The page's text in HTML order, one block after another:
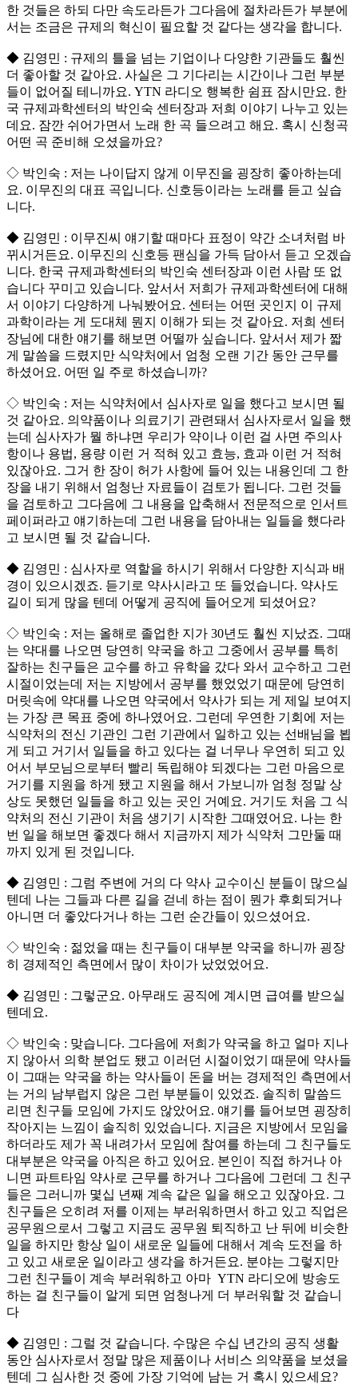
한 것들은 하되 다만 속도라든가 그다음에 절차라든가 부분에
서는 조금은 규제의 혁신이 필요할 것 같다는 생각을 합니다.
◆ 김영민 : 규제의 틀을 넘는 기업이나 다양한 기관들도 훨씬
더 좋아할 것 같아요. 사실은 그 기다리는 시간이나 그런 부분
들이 없어질 테니까요. YTN 라디오 행복한 쉼표 잠시만요. 한
국 규제과학센터의 박인숙 센터장과 저희 이야기 나누고 있는
데요. 잠깐 쉬어가면서 노래 한 곡 들으려고 해요. 혹시 신청곡
어떤 곡 준비해 오셨을까요?
◇ 박인숙 : 저는 나이답지 않게 이무진을 굉장히 좋아하는데
요. 이무진의 대표 곡입니다. 신호등이라는 노래를 듣고 싶습
니다.
◆ 김영민 : 이무진씨 얘기할 때마다 표정이 약간 소녀처럼 바
뀌시거든요. 이무진의 신호등 팬심을 가득 담아서 듣고 오겠습
니다. 한국 규제과학센터의 박인숙 센터장과 이런 사람 또 없
습니다 꾸미고 있습니다. 앞서서 저희가 규제과학센터에 대해
서 이야기 다양하게 나눠봤어요. 센터는 어떤 곳인지 이 규제
과학이라는 게 도대체 뭔지 이해가 되는 것 같아요. 저희 센터
장님에 대한 얘기를 해보면 어떨까 싶습니다. 앞서서 제가 짧
게 말씀을 드렸지만 식약처에서 엄청 오랜 기간 동안 근무를
하셨어요. 어떤 일 주로 하셨습니까?
◇ 박인숙 : 저는 식약처에서 심사자로 일을 했다고 보시면 될
것 같아요. 의약품이나 의료기기 관련돼서 심사자로서 일을 했
는데 심사자가 뭘 하냐면 우리가 약이나 이런 걸 사면 주의사
항이나 용법, 용량 이런 거 적혀 있고 효능, 효과 이런 거 적혀
있잖아요. 그거 한 장이 허가 사항에 들어 있는 내용인데 그 한
장을 내기 위해서 엄청난 자료들이 검토가 됩니다. 그런 것들
을 검토하고 그다음에 그 내용을 압축해서 전문적으로 인서트
페이퍼라고 얘기하는데 그런 내용을 담아내는 일들을 했다라
고 보시면 될 것 같습니다.
◆ 김영민 : 심사자로 역할을 하시기 위해서 다양한 지식과 배
경이 있으시겠죠. 듣기로 약사시라고 또 들었습니다. 약사도
길이 되게 많을 텐데 어떻게 공직에 들어오게 되셨어요?
◇ 박인숙 : 저는 올해로 졸업한 지가 30년도 훨씬 지났죠. 그때
는 약대를 나오면 당연히 약국을 하고 그중에서 공부를 특히
잘하는 친구들은 교수를 하고 유학을 갔다 와서 교수하고 그런
시절이었는데 저는 지방에서 공부를 했었었기 때문에 당연히
머릿속에 약대를 나오면 약국에서 약사가 되는 게 제일 보여지
는 가장 큰 목표 중에 하나였어요. 그런데 우연한 기회에 저는
식약처의 전신 기관인 그런 기관에서 일하고 있는 선배님을 뵙
게 되고 거기서 일들을 하고 있다는 걸 너무나 우연히 되고 있
어서 부모님으로부터 빨리 독립해야 되겠다는 그런 마음으로
거기를 지원을 하게 됐고 지원을 해서 가보니까 엄청 정말 상
상도 못했던 일들을 하고 있는 곳인 거예요. 거기도 처음 그 식
약처의 전신 기관이 처음 생기기 시작한 그때였어요. 나는 한
번 일을 해보면 좋겠다 해서 지금까지 제가 식약처 그만둘 때
까지 있게 된 것입니다.
◆ 김영민 : 그럼 주변에 거의 다 약사 교수이신 분들이 많으실
텐데 나는 그들과 다른 길을 걷네 하는 점이 뭔가 후회되거나
아니면 더 좋았다거나 하는 그런 순간들이 있으셨어요.
◇ 박인숙 : 젊었을 때는 친구들이 대부분 약국을 하니까 굉장
히 경제적인 측면에서 많이 차이가 났었었어요.
◆ 김영민 : 그렇군요. 아무래도 공직에 계시면 급여를 받으실
텐데요.
◇ 박인숙 : 맞습니다. 그다음에 저희가 약국을 하고 얼마 지나
지 않아서 의학 분업도 됐고 이러던 시절이었기 때문에 약사들
이 그때는 약국을 하는 약사들이 돈을 버는 경제적인 측면에서
는 거의 남부럽지 않은 그런 부분들이 있었죠. 솔직히 말씀드
리면 친구들 모임에 가지도 않았어요. 얘기를 들어보면 굉장히
작아지는 느낌이 솔직히 있었습니다. 지금은 지방에서 모임을
하더라도 제가 꼭 내려가서 모임에 참여를 하는데 그 친구들도
대부분은 약국을 아직은 하고 있어요. 본인이 직접 하거나 아
니면 파트타임 약사로 근무를 하거나 그다음에 그런데 그 친구
들은 그러니까 몇십 년째 계속 같은 일을 해오고 있잖아요. 그
친구들은 오히려 저를 이제는 부러워하면서 하고 있고 직업은
공무원으로서 그렇고 지금도 공무원 퇴직하고 난 뒤에 비슷한
일을 하지만 항상 일이 새로운 일들에 대해서 계속 도전을 하
고 있고 새로운 일이라고 생각을 하거든요. 분야는 그렇지만
그런 친구들이 계속 부러워하고 아마 YTN 라디오에 방송도
하는 걸 친구들이 알게 되면 엄청나게 더 부러워할 것 같습니
다
◆ 김영민 : 그럴 것 같습니다. 수많은 수십 년간의 공직 생활
동안 심사자로서 정말 많은 제품이나 서비스 의약품을 보셨을
텐데 그 심사한 것 중에 가장 기억에 남는 거 혹시 있으세요?